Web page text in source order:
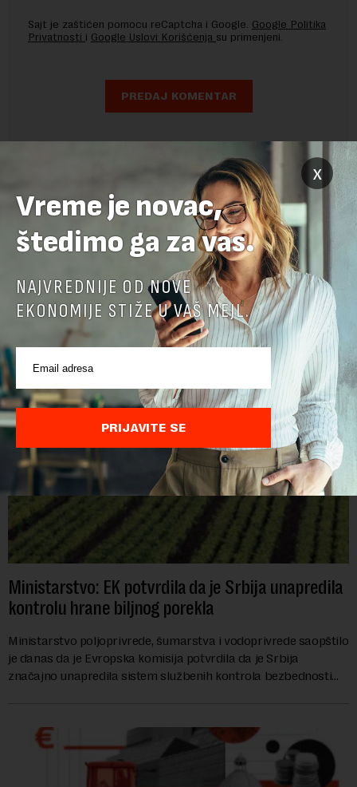
Sajt je zaštićen pomocu reCaptcha i Google. Google Politika
Privatnosti i Google Uslovi Korišćenja su primenjeni.
POVEZANI SADRŽAJI
Ministarstvo: EK potvrdila da je Srbija unapredila
kontrolu hrane biljnog porekla
Ministarstvo poljoprivrede, šumarstva i vodoprivrede saopštilo
je danas da je Evropska komisija potvrdila da je Srbija
značajno unapredila sistem službenih kontrola bezbednosti
x
Vreme je novac,
štedimo ga za vas.
NAJVREDNIJE OD NOVE
EKONOMIJE STIŽE U VAŠ MEJL.
PRIJAVITE SE